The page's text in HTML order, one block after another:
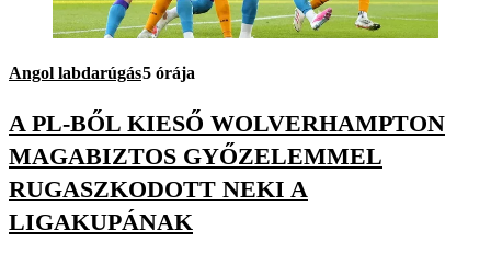
Angol labdarúgás5 órája
A PL-BŐL KIESŐ WOLVERHAMPTON
MAGABIZTOS GYŐZELEMMEL
RUGASZKODOTT NEKI A
LIGAKUPÁNAK